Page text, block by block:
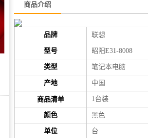
商品介绍
品牌 联想
型号 昭阳E31-8008
类型 笔记本电脑
产地 中国
商品清单 1台装
颜色 黑色
单位 台